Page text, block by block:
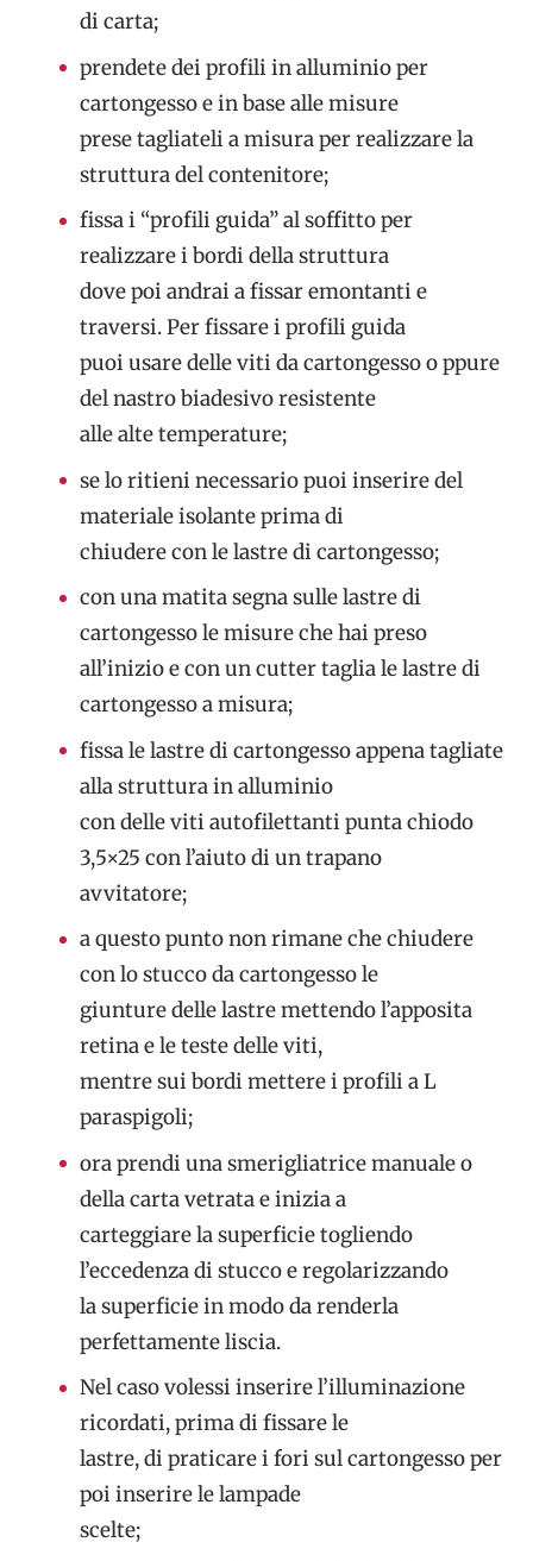
di carta;
prendete dei profili in alluminio per
cartongesso e in base alle misure
prese tagliateli a misura per realizzare la
struttura del contenitore;
fissa i “profili guida” al soffitto per
realizzare i bordi della struttura
dove poi andrai a fissar emontanti e
traversi. Per fissare i profili guida
puoi usare delle viti da cartongesso o ppure
del nastro biadesivo resistente
alle alte temperature;
se lo ritieni necessario puoi inserire del
materiale isolante prima di
chiudere con le lastre di cartongesso;
con una matita segna sulle lastre di
cartongesso le misure che hai preso
all’inizio e con un cutter taglia le lastre di
cartongesso a misura;
fissa le lastre di cartongesso appena tagliate
alla struttura in alluminio
con delle viti autofilettanti punta chiodo
3,5×25 con l’aiuto di un trapano
avvitatore;
a questo punto non rimane che chiudere
con lo stucco da cartongesso le
giunture delle lastre mettendo l’apposita
retina e le teste delle viti,
mentre sui bordi mettere i profili a L
paraspigoli;
ora prendi una smerigliatrice manuale o
della carta vetrata e inizia a
carteggiare la superficie togliendo
l’eccedenza di stucco e regolarizzando
la superficie in modo da renderla
perfettamente liscia.
Nel caso volessi inserire l’illuminazione
ricordati, prima di fissare le
lastre, di praticare i fori sul cartongesso per
poi inserire le lampade
scelte;